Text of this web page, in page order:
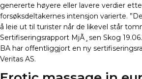
genererte høyere eller lavere verdier
forsøksdeltakernes intensjon varierte.
å leie ut til turister når de likevel står
Sertifiseringsrapport MjÃ¸sen Skog
BA har offentliggjort en ny
Veritas AS.